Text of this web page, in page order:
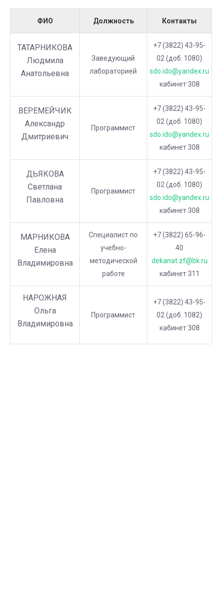
ФИО Должность Контакты
ТАТАРНИКОВА
Людмила
Анатольевна
Заведующий
лабораторией
+7 (3822) 43-95-
02 (доб. 1080)
sdo.ido@yandex.ru
кабинет 308
ВЕРЕМЕЙЧИК
Александр
Дмитриевич
Программист
+7 (3822) 43-95-
02 (доб. 1080)
sdo.ido@yandex.ru
кабинет 308
ДЬЯКОВА
Светлана
Павловна
Программист
+7 (3822) 43-95-
02 (доб. 1080)
sdo.ido@yandex.ru
кабинет 308
МАРНИКОВА
Елена
Владимировна
Специалист по
учебно-
методической
работе
+7 (3822) 65-96-
40
dekanat.zf@bk.ru
кабинет 311
НАРОЖНАЯ
Ольга
Владимировна
Программист
+7 (3822) 43-95-
02 (доб. 1082)
кабинет 308